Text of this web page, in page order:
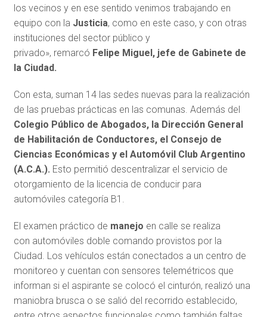
los vecinos y en ese sentido venimos trabajando en
equipo con la Justicia, como en este caso, y con otras
instituciones del sector público y
privado», remarcó Felipe Miguel, jefe de Gabinete de
la Ciudad.
Con esta, suman 14 las sedes nuevas para la realización
de las pruebas prácticas en las comunas. Además del
Colegio Público de Abogados, la Dirección General
de Habilitación de Conductores, el Consejo de
Ciencias Económicas y el Automóvil Club Argentino
(A.C.A.). Esto permitió descentralizar el servicio de
otorgamiento de la licencia de conducir para
automóviles categoría B1.
El examen práctico de manejo en calle se realiza
con automóviles doble comando provistos por la
Ciudad. Los vehículos están conectados a un centro de
monitoreo y cuentan con sensores telemétricos que
informan si el aspirante se colocó el cinturón, realizó una
maniobra brusca o se salió del recorrido establecido,